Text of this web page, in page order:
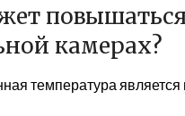
камерах?
температура